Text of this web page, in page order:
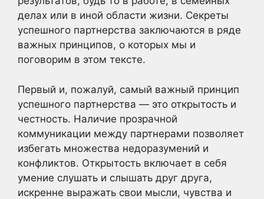
делах или в иной области жизни. Секреты
успешного партнерства заключаются в ряде
важных принципов, о которых мы и
поговорим в этом тексте.
Первый и, пожалуй, самый важный принцип
успешного партнерства — это открытость и
честность. Наличие прозрачной
коммуникации между партнерами позволяет
избегать множества недоразумений и
конфликтов. Открытость включает в себя
умение слушать и слышать друг друга,
искренне выражать свои мысли, чувства и